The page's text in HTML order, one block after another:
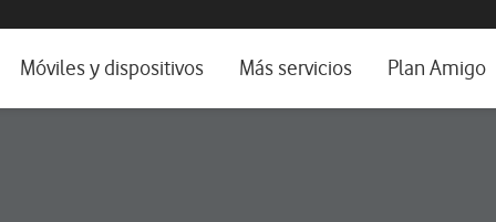
e idioma
Móviles y dispositivos Más servicios Plan Amigo